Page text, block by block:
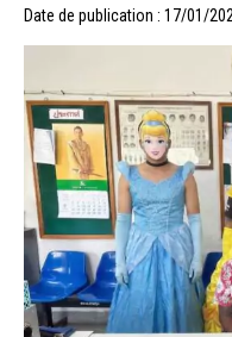
Date de publication : 17/01/